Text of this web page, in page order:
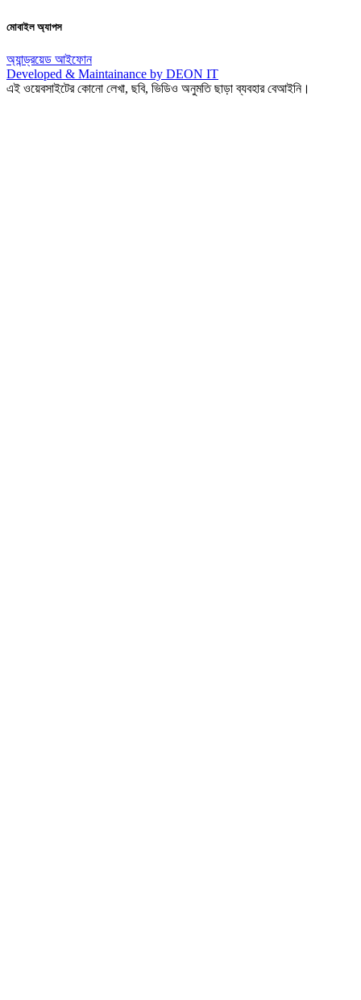
মোবাইল অ্যাপস
অ্যান্ড্রয়েড আইফোন
Developed & Maintainance by DEON IT
এই ওয়েবসাইটের কোনো লেখা, ছবি, ভিডিও অনুমতি ছাড়া ব্যবহার বেআইনি।